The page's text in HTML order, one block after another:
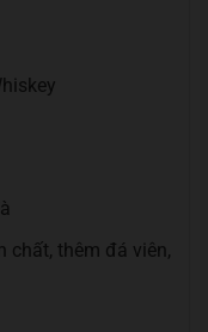
chất, thêm đá viên,